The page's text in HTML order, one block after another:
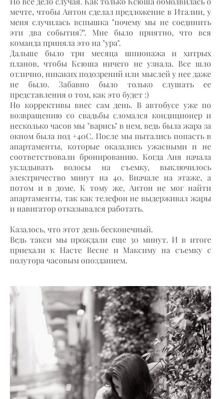
мечте, чтобы Антон сделал предложение в Италии, у
меня случилась вспышка "почему мы не соединить
эти два события?". Мне было приятно, что вся
команда приняла это на "ура".
Дальше было три месяца шпионажа и хитрых
планов, чтобы Ксюша ничего не узнала. Все шло
отлично, никаких подозрений или мыслей у нее даже
не было. Забавно было только слушать ее
представления о том, как это будет :)
Но коррективы внес сам день. В автобусе уже по
возвращению со свадьбы сломался кондиционер и
несколько часов мы "варись" в нем, ведь была жара за
окном была под +40С. После мы пытались попасть в
апартаменты, которые оказались ужасными и не
соответствовали бронированию. Когда Аня начала
укладывать волосы на съемку, выключилось
электричество минут на 40. Вначале на этаже, а
потом и в доме. К тому же, Антон не мог найти
апартаменты, так как телефон не выдерживал жары
и навигатор отказывался работать.
Казалось, что этот день бесконечный.
Ведь такси мы прождали еще 30 минут. И в итоге
приехали к Насте Весне и Максиму на съемку с
полутора часовым опозданием.